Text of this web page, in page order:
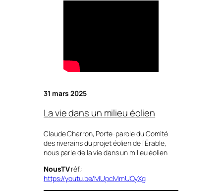
31 mars 2025
La vie dans un milieu éolien
Claude Charron, Porte-parole du Comité
des riverains du projet éolien de l’Érable,
nous parle de la vie dans un milieu éolien
NousTVréf.:
https://youtu.be/MUpcMmUOyXg